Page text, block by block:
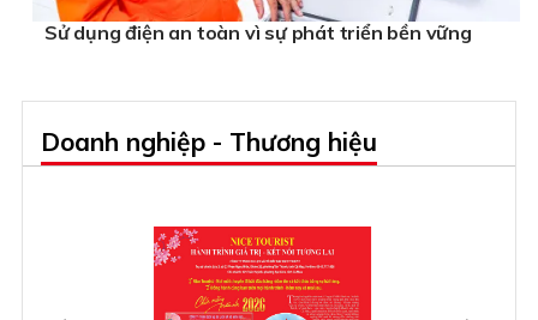
Sử dụng điện an toàn vì sự phát triển bền vững
Doanh nghiệp - Thương hiệu